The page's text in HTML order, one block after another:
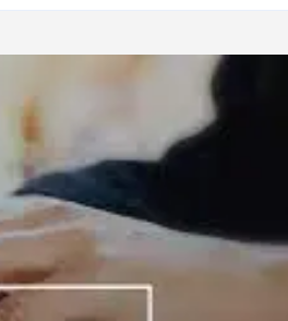
AVEC
OPTIMISÉE
SEO